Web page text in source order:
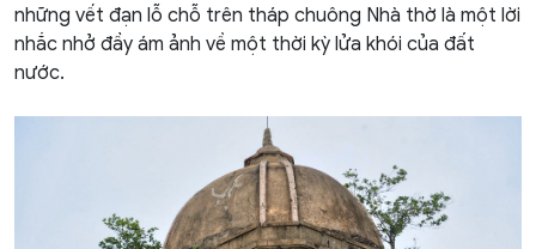
những vết đạn lỗ chỗ trên tháp chuông Nhà thờ là một lời
nhắc nhở đầy ám ảnh về một thời kỳ lửa khói của đất
nước.